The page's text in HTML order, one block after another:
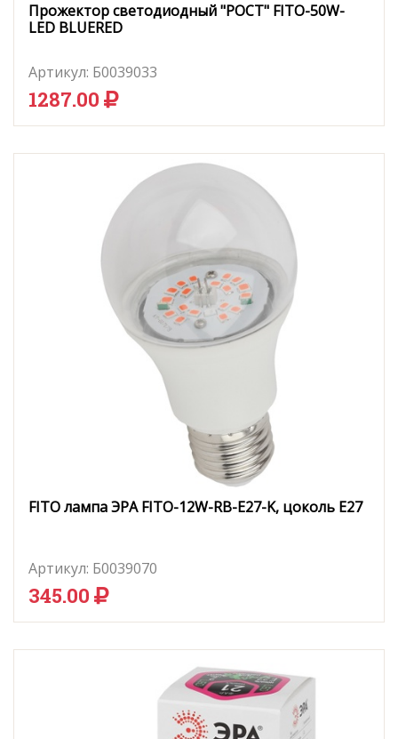
Прожектор светодиодный "РОСТ" FITO-50W-
LED BLUERED
Артикул: Б0039033
1287.00
FITO лампа ЭРА FITO-12W-RB-E27-K, цоколь E27
Артикул: Б0039070
345.00